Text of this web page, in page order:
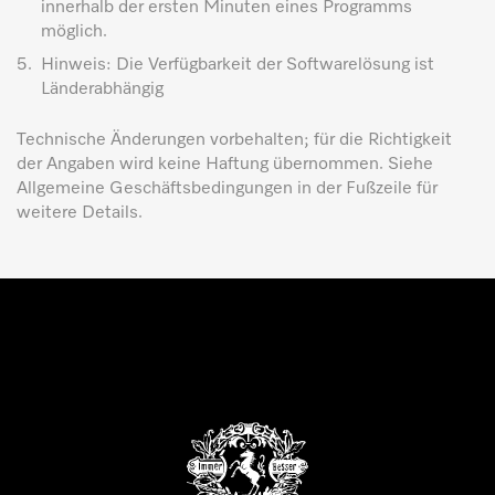
innerhalb der ersten Minuten eines Programms
möglich.
5.
Hinweis: Die Verfügbarkeit der Softwarelösung ist
Länderabhängig
Technische Änderungen vorbehalten; für die Richtigkeit
der Angaben wird keine Haftung übernommen. Siehe
Allgemeine Geschäftsbedingungen in der Fußzeile für
weitere Details.